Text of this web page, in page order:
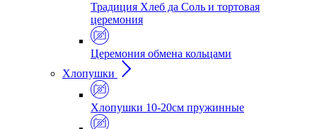
Традиция Хлеб да Соль и тортовая
церемония
Церемония обмена кольцами
Хлопушки
Хлопушки 10-20см пружинные